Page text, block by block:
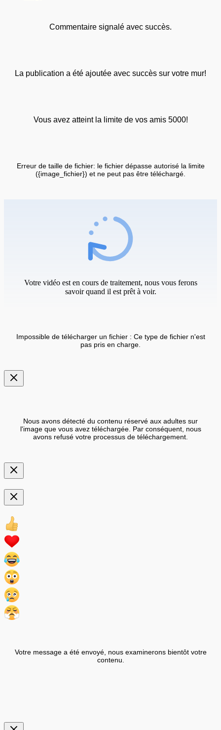
Commentaire signalé avec succès.
La publication a été ajoutée avec succès sur votre mur!
Vous avez atteint la limite de vos amis 5000!
Erreur de taille de fichier: le fichier dépasse autorisé la limite
({image_fichier}) et ne peut pas être téléchargé.
Votre vidéo est en cours de traitement, nous vous ferons
savoir quand il est prêt à voir.
Impossible de télécharger un fichier : Ce type de fichier n'est
pas pris en charge.
Nous avons détecté du contenu réservé aux adultes sur
l'image que vous avez téléchargée. Par conséquent, nous
avons refusé votre processus de téléchargement.
Votre message a été envoyé, nous examinerons bientôt votre
contenu.